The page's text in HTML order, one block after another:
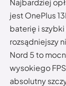
Najbardziej
jest OnePlus
baterię i
rozsądniejszy
Nord 5 to
wysokiego
absolutny